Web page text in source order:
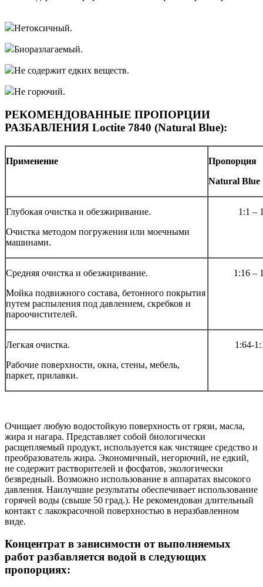
Нетоксичный.
Биоразлагаемый.
Не содержит едких веществ.
Не горючий.
РЕКОМЕНДОВАННЫЕ ПРОПОРЦИИ
РАЗБАВЛЕНИЯ Loctite 7840 (Natural Blue):
Применение
Пропорция
Natural Blue
Глубокая очистка и обезжиривание.
Очистка методом погружения или моечными
машинами.
1:1 –
Средняя очистка и обезжиривание.
Мойка подвижного состава, бетонного покрытия
путем распыления под давлением, скребков и
пароочистителей.
1:16 –
Легкая очистка.
Рабочие поверхности, окна, стены, мебель,
паркет, прилавки.
1:64-
Очищает любую водостойкую поверхность от грязи, масла,
жира и нагара. Представляет собой биологически
расщепляемый продукт, используется как чистящее средство и
преобразователь жира. Экономичный, негорючий, не едкий,
не содержит растворителей и фосфатов, экологически
безвредный. Возможно использование в аппаратах высокого
давления. Наилучшие результаты обеспечивает использование
горячей воды (свыше 50 град.). Не рекомендован длительный
контакт с лакокрасочной поверхностью в неразбавленном
виде.
Концентрат в зависимости от выполняемых
работ разбавляется водой в следующих
пропорциях: